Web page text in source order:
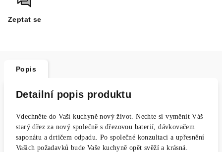
Zeptat se
Popis
Detailní popis produktu
Vdechněte do Vaší kuchyně nový život. Nechte si vyměnit Váš
starý dřez za nový společně s dřezovou baterií, dávkovačem
saponátu a drtičem odpadu. Po společné konzultaci a upřesnění
Vašich požadavků bude Vaše kuchyně opět svěží a krásná.